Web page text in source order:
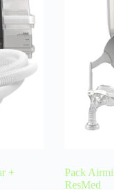
+
Pack
ResMed